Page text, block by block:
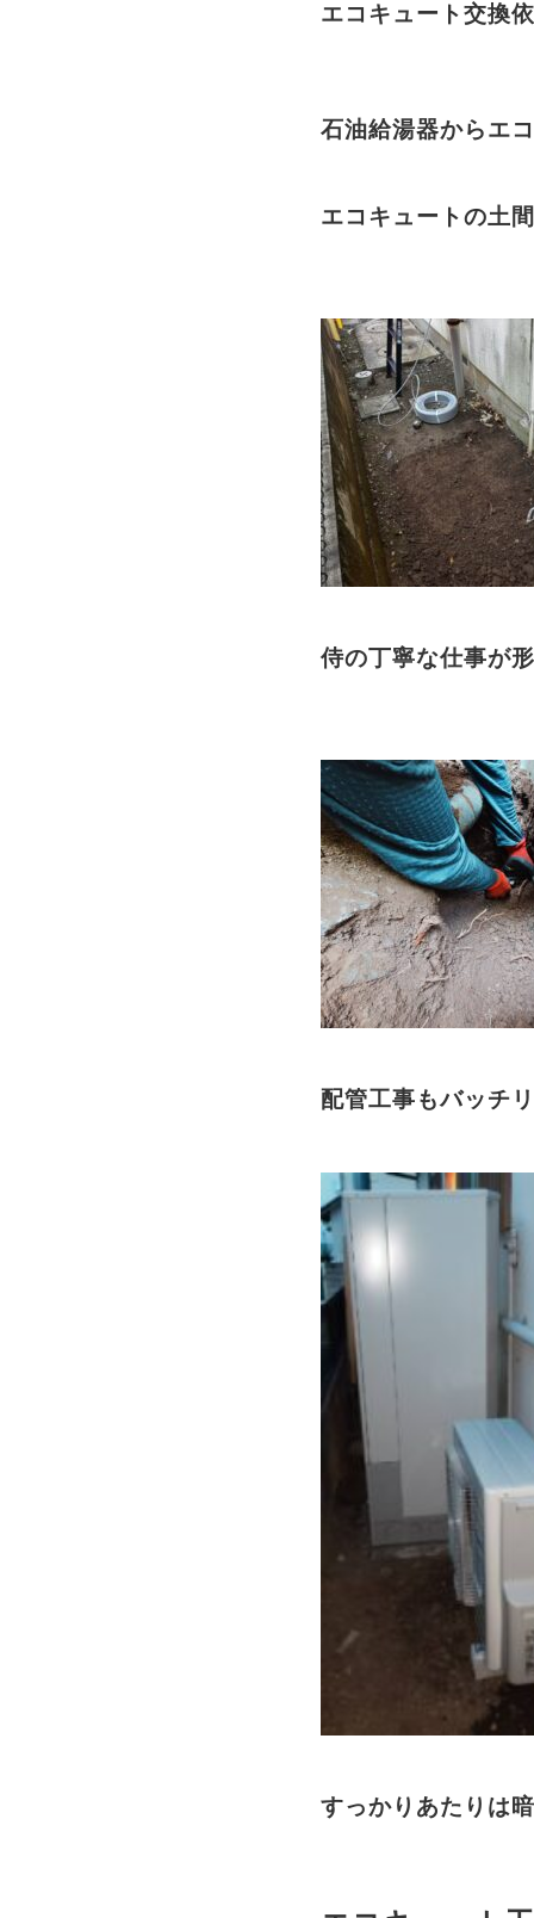
エコキュート交換
石油給湯器からエ
エコキュートの土
侍の丁寧な仕事が
配管工事もバッチ
すっかりあたりは